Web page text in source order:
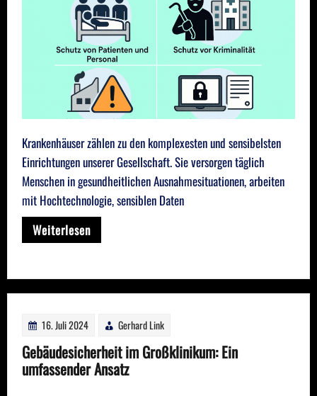
Krankenhäuser zählen zu den komplexesten und sensibelsten
Einrichtungen unserer Gesellschaft. Sie versorgen täglich
Menschen in gesundheitlichen Ausnahmesituationen, arbeiten
mit Hochtechnologie, sensiblen Daten
Weiterlesen
16. Juli 2024 Gerhard Link
Gebäudesicherheit im Großklinikum: Ein
umfassender Ansatz